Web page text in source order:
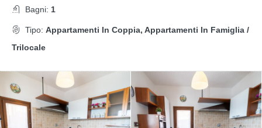
Bagni: 1
Tipo: Appartamenti In Coppia, Appartamenti In Famiglia /
Trilocale